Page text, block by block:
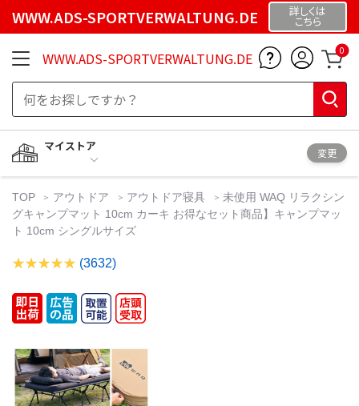
WWW.ADS-SPORTVERWALTUNG.DE 詳しくは
こちら
WWW.ADS-SPORTVERWALTUNG.DE 0
マイストア
変更
TOP アウトドア アウトドア寝具
未使用 WAQ リラクシン
グキャンプマット 10cm カーキ お得なセット商品】キャンプマッ
ト 10cm シングルサイズ
(3632)